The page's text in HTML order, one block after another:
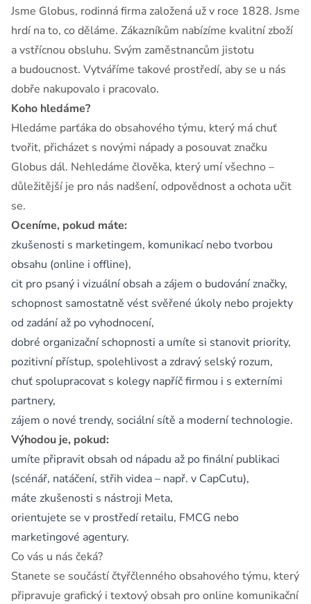
Jsme Globus, rodinná firma založená už v roce 1828. Jsme
hrdí na to, co děláme. Zákazníkům nabízíme kvalitní zboží
a vstřícnou obsluhu. Svým zaměstnancům jistotu
a budoucnost. Vytváříme takové prostředí, aby se u nás
dobře nakupovalo i pracovalo.
Koho hledáme?
Hledáme parťáka do obsahového týmu, který má chuť
tvořit, přicházet s novými nápady a posouvat značku
Globus dál. Nehledáme člověka, který umí všechno –
důležitější je pro nás nadšení, odpovědnost a ochota učit
se.
Oceníme, pokud máte:
zkušenosti s marketingem, komunikací nebo tvorbou
obsahu (online i offline),
cit pro psaný i vizuální obsah a zájem o budování značky,
schopnost samostatně vést svěřené úkoly nebo projekty
od zadání až po vyhodnocení,
dobré organizační schopnosti a umíte si stanovit priority,
pozitivní přístup, spolehlivost a zdravý selský rozum,
chuť spolupracovat s kolegy napříč firmou i s externími
partnery,
zájem o nové trendy, sociální sítě a moderní technologie.
Výhodou je, pokud:
umíte připravit obsah od nápadu až po finální publikaci
(scénář, natáčení, střih videa – např. v CapCutu),
máte zkušenosti s nástroji Meta,
orientujete se v prostředí retailu, FMCG nebo
marketingové agentury.
Co vás u nás čeká?
Stanete se součástí čtyřčlenného obsahového týmu, který
připravuje grafický i textový obsah pro online komunikační